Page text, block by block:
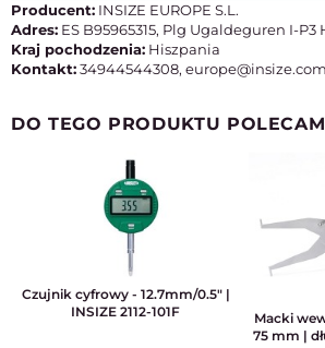
Producent: INSIZE EUROPE S.L.
Adres: ES B95965315, Plg Ugaldeguren I-
Kraj pochodzenia: Hiszpania
Kontakt:34944544308, europe@insize.com
DO TEGO PRODUKTU
Czujnik cyfrowy - 12.7mm/0.5" |
INSIZE 2112-101F
Macki wewnętrzne zegarowe 55 -
75 mm |